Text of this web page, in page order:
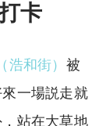
卡
浩和街） 被
一場説走就
站在大草地